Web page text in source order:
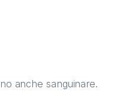
anche sanguinare.